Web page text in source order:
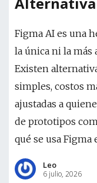
Figma AI es una
la única ni la más
Existen
simples, costos
ajustadas a
de prototipos
qué se usa Figma
Leo
6 julio, 2026